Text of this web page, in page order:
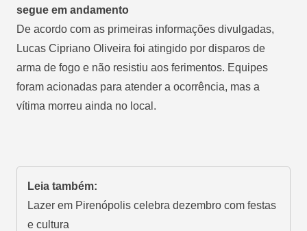
segue em andamento
De acordo com as primeiras informações divulgadas,
Lucas Cipriano Oliveira foi atingido por disparos de
arma de fogo e não resistiu aos ferimentos. Equipes
foram acionadas para atender a ocorrência, mas a
vítima morreu ainda no local.
Leia também:
Lazer em Pirenópolis celebra dezembro com festas
e cultura